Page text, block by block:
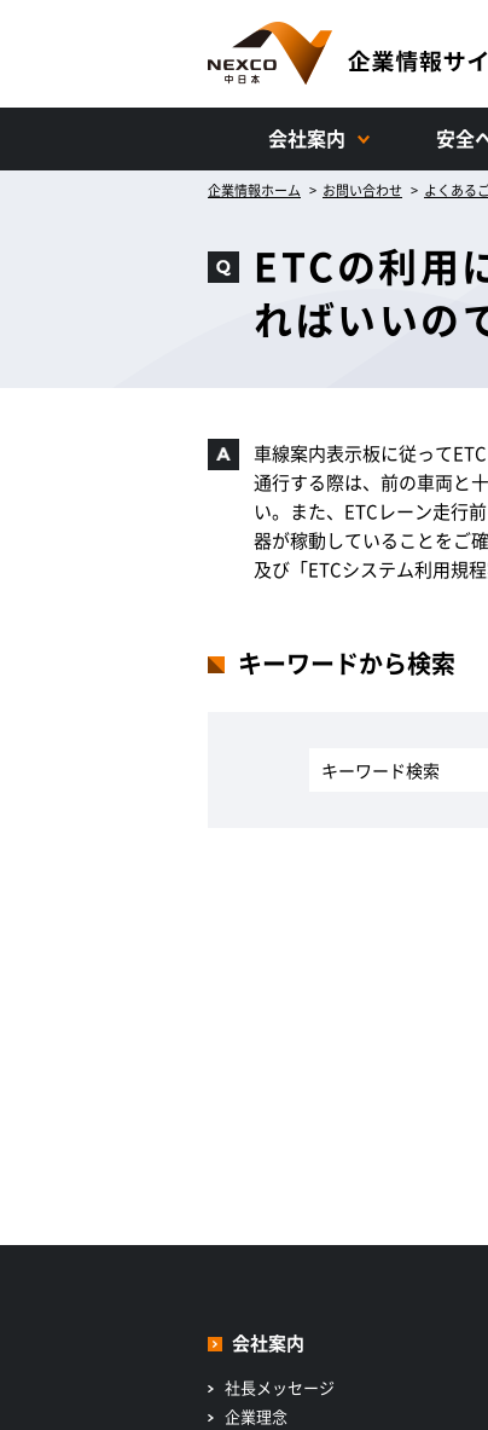
会社案内 安全
企業情報ホーム お問い合わせ よくある
ETCの利用
ればいいの
車線案内表示板に従って
通行する際は、前の車両と
い。また、ETCレーン走行
器が稼動していることをご
及び「ETCシステム利用規
キーワードから検索
会社案内
社長メッセージ
企業理念